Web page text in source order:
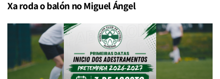
Xa roda o balón no Miguel Ángel